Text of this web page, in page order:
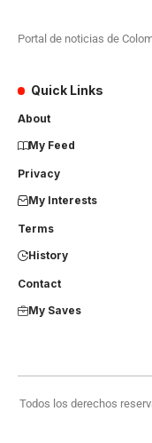
Portal de noticias de
Quick Links
About
My Feed
Privacy
My Interests
Terms
History
Contact
My Saves
Todos los derechos